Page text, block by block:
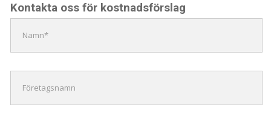
Kontakta oss för kostnadsförslag